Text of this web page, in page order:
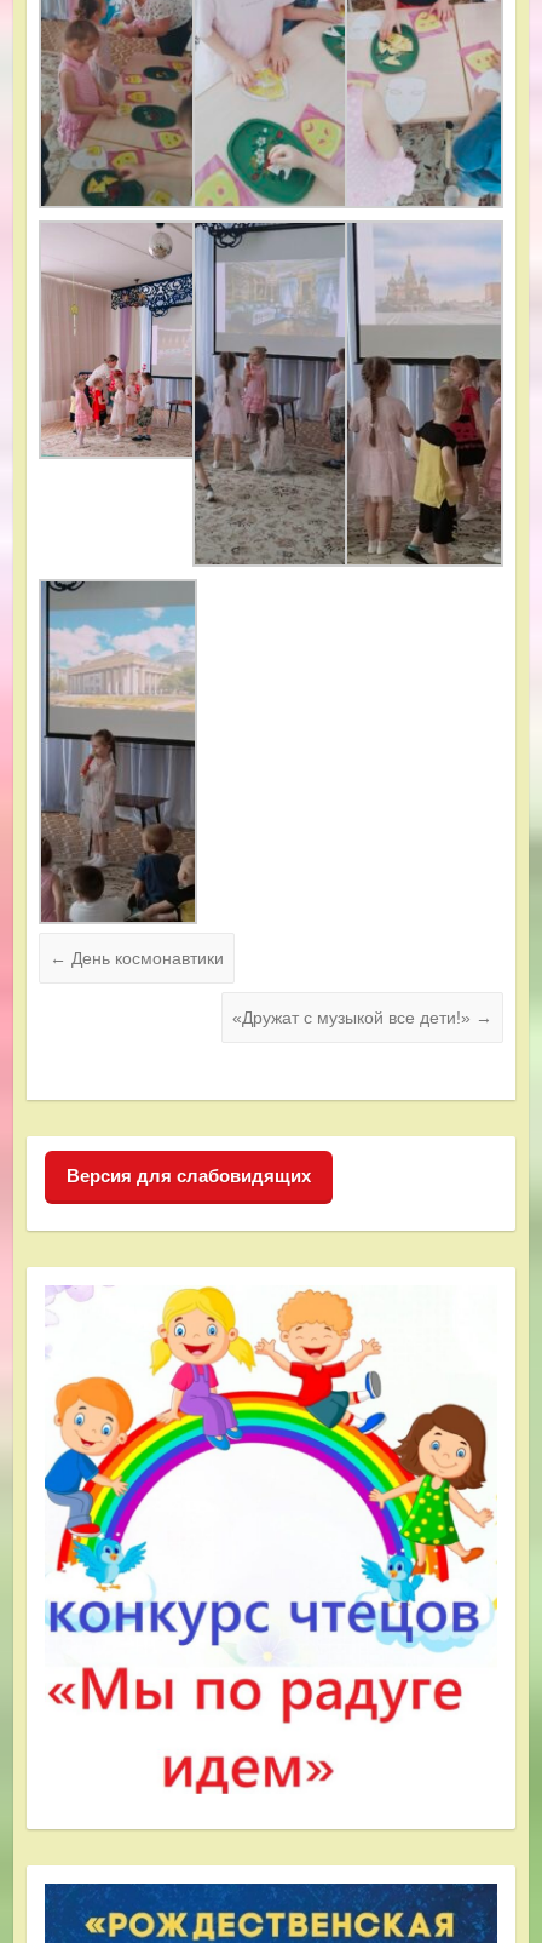
← День космонавтики
«Дружат с музыкой все дети!» →
Версия для слабовидящих